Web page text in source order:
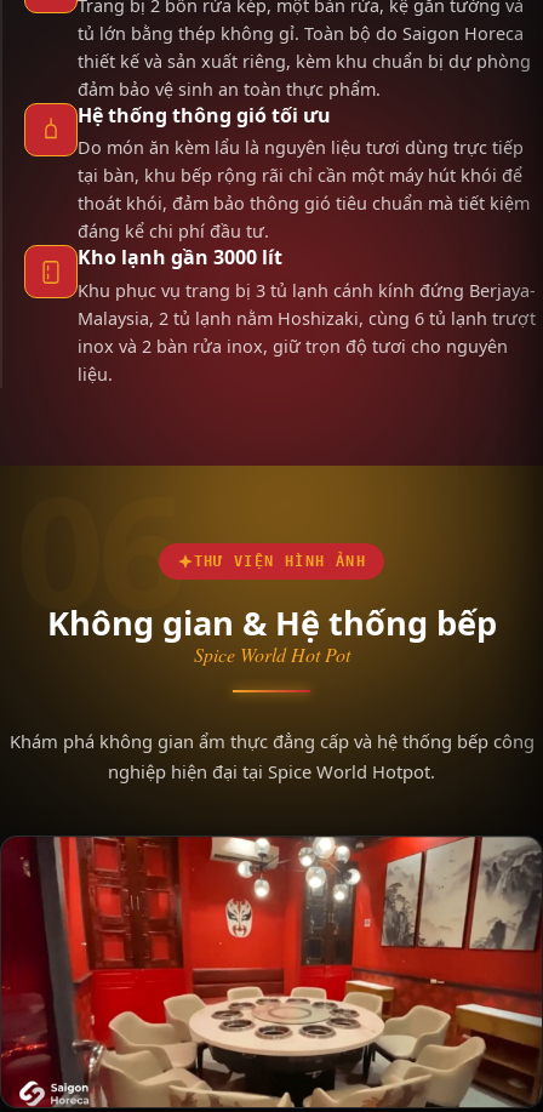
Trang bị 2 bồn rửa kép, một bàn rửa, kệ gắn tường và
tủ lớn bằng thép không gỉ. Toàn bộ do Saigon Horeca
thiết kế và sản xuất riêng, kèm khu chuẩn bị dự phòng
đảm bảo vệ sinh an toàn thực phẩm.
Hệ thống thông gió tối ưu
Do món ăn kèm lẩu là nguyên liệu tươi dùng trực tiếp
tại bàn, khu bếp rộng rãi chỉ cần một máy hút khói để
thoát khói, đảm bảo thông gió tiêu chuẩn mà tiết kiệm
đáng kể chi phí đầu tư.
Kho lạnh gần 3000 lít
Khu phục vụ trang bị 3 tủ lạnh cánh kính đứng Berjaya-
Malaysia, 2 tủ lạnh nằm Hoshizaki, cùng 6 tủ lạnh trượt
inox và 2 bàn rửa inox, giữ trọn độ tươi cho nguyên
liệu.
06 THƯ VIỆN HÌNH ẢNH
Không gian & Hệ thống bếp
Spice World Hot Pot
Khám phá không gian ẩm thực đẳng cấp và hệ thống bếp công
nghiệp hiện đại tại Spice World Hotpot.